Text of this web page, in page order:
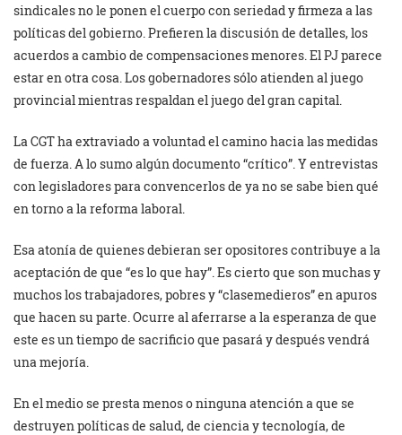
sindicales no le ponen el cuerpo con seriedad y firmeza a las
políticas del gobierno. Prefieren la discusión de detalles, los
acuerdos a cambio de compensaciones menores. El PJ parece
estar en otra cosa. Los gobernadores sólo atienden al juego
provincial mientras respaldan el juego del gran capital.
La CGT ha extraviado a voluntad el camino hacia las medidas
de fuerza. A lo sumo algún documento “crítico”. Y entrevistas
con legisladores para convencerlos de ya no se sabe bien qué
en torno a la reforma laboral.
Esa atonía de quienes debieran ser opositores contribuye a la
aceptación de que “es lo que hay”. Es cierto que son muchas y
muchos los trabajadores, pobres y “clasemedieros” en apuros
que hacen su parte. Ocurre al aferrarse a la esperanza de que
este es un tiempo de sacrificio que pasará y después vendrá
una mejoría.
En el medio se presta menos o ninguna atención a que se
destruyen políticas de salud, de ciencia y tecnología, de